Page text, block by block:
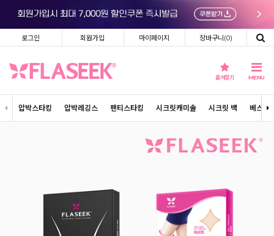
로그인 회원가입 마이페이지 장바구니(0)
즐겨찾기 MENU
압박스타킹 압박레깅스 팬티스타킹 시크릿캐미솔 시크릿 백 베스트